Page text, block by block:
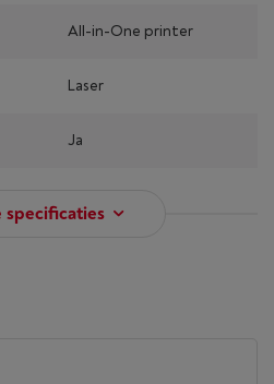
All-in-One printer
Laser
Ja
specificaties